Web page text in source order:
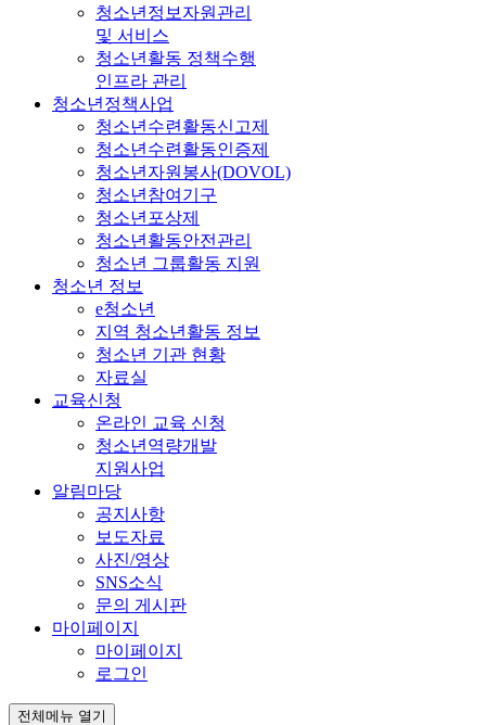
청소년정보자원관리
및 서비스
청소년활동 정책수행
인프라 관리
청소년정책사업
청소년수련활동신고제
청소년수련활동인증제
청소년자원봉사(DOVOL)
청소년참여기구
청소년포상제
청소년활동안전관리
청소년 그룹활동 지원
청소년 정보
e청소년
지역 청소년활동 정보
청소년 기관 현황
자료실
교육신청
온라인 교육 신청
청소년역량개발
지원사업
알림마당
공지사항
보도자료
사진/영상
SNS소식
문의 게시판
마이페이지
마이페이지
로그인
전체메뉴 열기